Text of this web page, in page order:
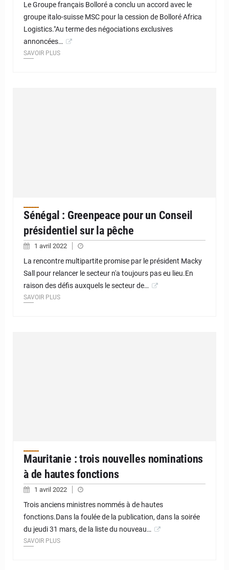
Le Groupe français Bolloré a conclu un accord avec le
groupe italo-suisse MSC pour la cession de Bolloré Africa
Logistics."Au terme des négociations exclusives
annoncées…
SAVOIR PLUS
Sénégal : Greenpeace pour un Conseil
présidentiel sur la pêche
1 avril 2022
La rencontre multipartite promise par le président Macky
Sall pour relancer le secteur n'a toujours pas eu lieu.En
raison des défis auxquels le secteur de…
SAVOIR PLUS
Mauritanie : trois nouvelles nominations
à de hautes fonctions
1 avril 2022
Trois anciens ministres nommés à de hautes
fonctions.Dans la foulée de la publication, dans la soirée
du jeudi 31 mars, de la liste du nouveau…
SAVOIR PLUS